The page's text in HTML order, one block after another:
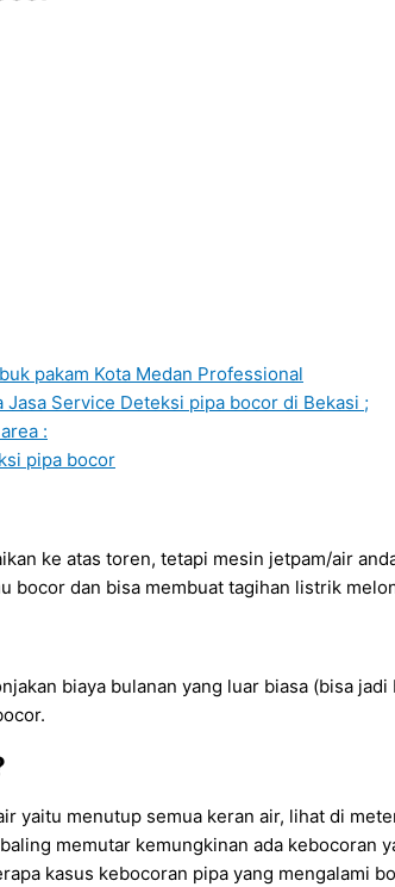
pakam Kota Medan Professional
Service Deteksi pipa bocor di Bekasi ;
:
pipa bocor
ke atas toren, tetapi mesin jetpam/air
bocor dan bisa membuat tagihan listrik
biaya bulanan yang luar biasa (bisa
yaitu menutup semua keran air, lihat di
memutar kemungkinan ada kebocoran
kasus kebocoran pipa yang mengalami